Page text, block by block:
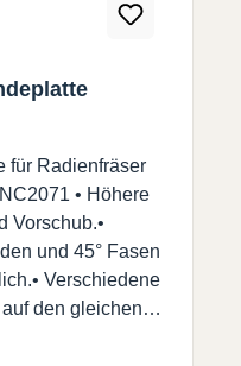
für Radienfräser
• Höhere
Vorschub.•
und 45° Fasen
Verschiedene
den gleichen